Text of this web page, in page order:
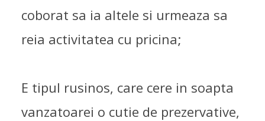
coborat sa ia altele si urmeaza sa
reia activitatea cu pricina;
E tipul rusinos, care cere in soapta
vanzatoarei o cutie de prezervative,